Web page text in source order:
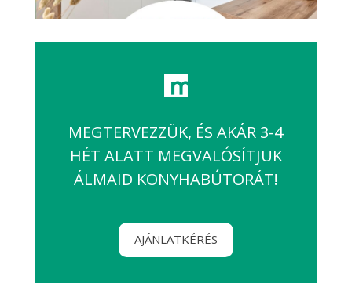
MEGTERVEZZÜK, ÉS AKÁR 3-4
HÉT ALATT MEGVALÓSÍTJUK
ÁLMAID KONYHABÚTORÁT!
AJÁNLATKÉRÉS